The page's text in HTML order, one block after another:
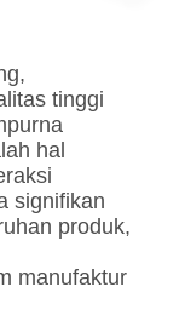
tinggi
hal
signifikan
produk,
manufaktur